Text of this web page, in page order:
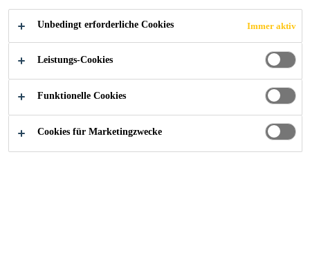
Industry Gebäudeelemente Trinity
Unbedingt erforderliche Cookies Immer aktiv
Leistungs-Cookies
Funktionelle Cookies
Cookies für Marketingzwecke